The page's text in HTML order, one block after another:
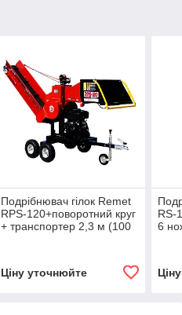
Подрібнювач гілок Remet
RPS-120+поворотний круг
+ транспортер 2,3 м (100
Ціну уточнюйте
RS-
6